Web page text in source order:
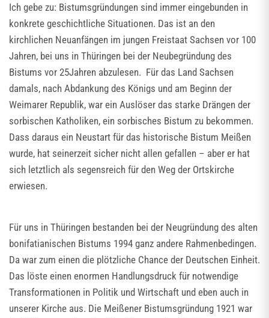
Ich gebe zu: Bistumsgründungen sind immer eingebunden in
konkrete geschichtliche Situationen. Das ist an den
kirchlichen Neuanfängen im jungen Freistaat Sachsen vor 100
Jahren, bei uns in Thüringen bei der Neubegründung des
Bistums vor 25Jahren abzulesen. Für das Land Sachsen
damals, nach Abdankung des Königs und am Beginn der
Weimarer Republik, war ein Auslöser das starke Drängen der
sorbischen Katholiken, ein sorbisches Bistum zu bekommen.
Dass daraus ein Neustart für das historische Bistum Meißen
wurde, hat seinerzeit sicher nicht allen gefallen – aber er hat
sich letztlich als segensreich für den Weg der Ortskirche
erwiesen.
Für uns in Thüringen bestanden bei der Neugründung des alten
bonifatianischen Bistums 1994 ganz andere Rahmenbedingen.
Da war zum einen die plötzliche Chance der Deutschen Einheit.
Das löste einen enormen Handlungsdruck für notwendige
Transformationen in Politik und Wirtschaft und eben auch in
unserer Kirche aus. Die Meißener Bistumsgründung 1921 war